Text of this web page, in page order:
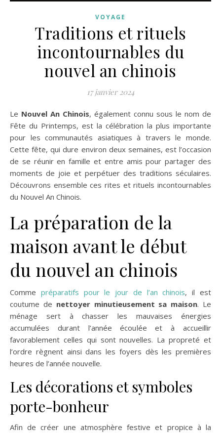
VOYAGE
Traditions et rituels
incontournables du
nouvel an chinois
17 janvier 2024
Le Nouvel An Chinois, également connu sous le nom de
Fête du Printemps, est la célébration la plus importante
pour les communautés asiatiques à travers le monde.
Cette fête, qui dure environ deux semaines, est l’occasion
de se réunir en famille et entre amis pour partager des
moments de joie et perpétuer des traditions séculaires.
Découvrons ensemble ces rites et rituels incontournables
du Nouvel An Chinois.
La préparation de la
maison avant le début
du nouvel an chinois
Comme préparatifs pour le jour de l’an chinois, il est
coutume de nettoyer minutieusement sa maison. Le
ménage sert à chasser les mauvaises énergies
accumulées durant l’année écoulée et à accueillir
favorablement celles qui sont nouvelles. La propreté et
l’ordre règnent ainsi dans les foyers dès les premières
heures de l’année nouvelle.
Les décorations et symboles
porte-bonheur
Afin de créer une atmosphère festive et propice à la